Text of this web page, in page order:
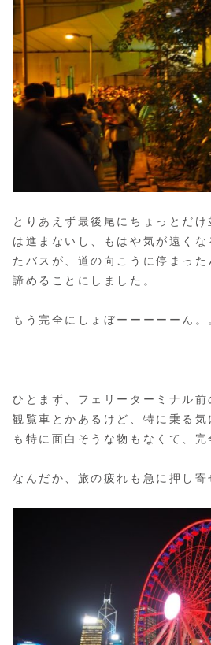
とりあえず最後尾にちょっとだけ
は進まないし、もはや気が遠くな
たバスが、道の向こうに停まっ
諦めることにしました。
もう完全にしょぼーーーーーん。
ひとまず、フェリーターミナル前
観覧車とかあるけど、特に乗る気
も特に面白そうな物もなくて、完
なんだか、旅の疲れも急に押し寄